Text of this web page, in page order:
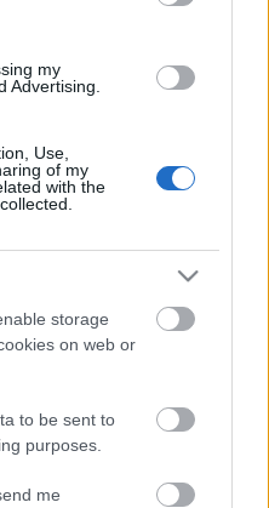
my
Advertising.
Use,
of my
with the
storage
on web or
to be sent to
purposes.
me
επενδύσεις και
τραπεζική εμπειρία
27-04-2026 13:52
Nexi: Η εμπιστοσύνη
και η αξιοπιστία στο
επόμενης ημέρας των
ψηφιακών πληρωμών
27-04-2026 10:38
Γεωργιόπουλος (Alpha
δύο μεγάλα
στοιχήματα για τις
27-04-2026 10:30